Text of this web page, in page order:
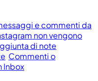
e commenti da
non vengono
di note
Commenti o
Inbox